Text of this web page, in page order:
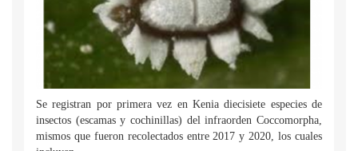
Se registran por primera vez en Kenia diecisiete especies de
insectos (escamas y cochinillas) del infraorden Coccomorpha,
mismos que fueron recolectados entre 2017 y 2020, los cuales